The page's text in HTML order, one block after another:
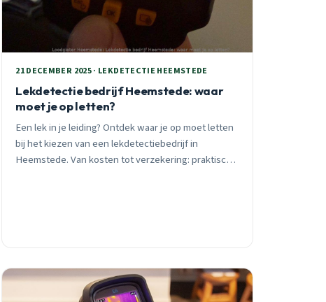
21 DECEMBER 2025 · LEKDETECTIE HEEMSTEDE
Lekdetectie bedrijf Heemstede: waar
moet je op letten?
Een lek in je leiding? Ontdek waar je op moet letten
bij het kiezen van een lekdetectiebedrijf in
Heemstede. Van kosten tot verzekering: praktisch